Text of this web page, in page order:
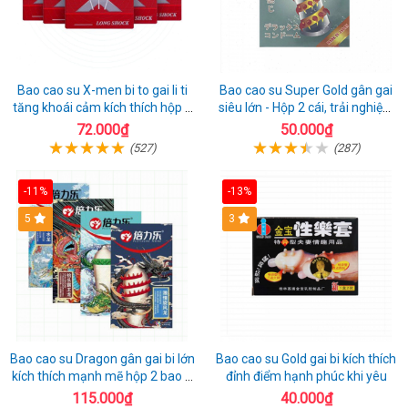
Bao cao su X-men bi to gai li ti
tăng khoái cảm kích thích hộp 1
cái
72.000₫
(527)
Bao cao su Super Gold gân gai
siêu lớn - Hộp 2 cái, trải nghiệm
mới lạ
50.000₫
(287)
-11%
Hot
5
Bao cao su Dragon gân gai bi lớn
kích thích mạnh mẽ hộp 2 bao +
1 riêng
115.000₫
-13%
3
Bao cao su Gold gai bi kích thích
đỉnh điểm hạnh phúc khi yêu
40.000₫